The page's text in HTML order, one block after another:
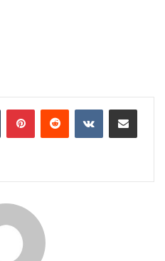
Tumblr PinterestReddit VKontakteShare via Email